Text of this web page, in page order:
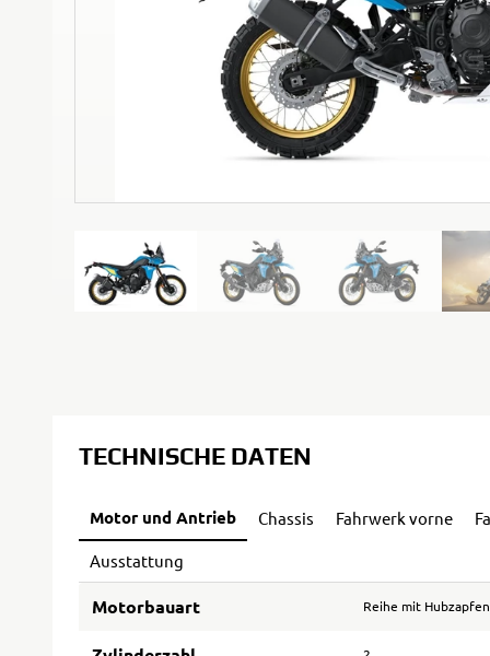
TECHNISCHE DATEN
Motor und Antrieb Chassis Fahrwerk vorne
Ausstattung
Motorbauart Reihe mit